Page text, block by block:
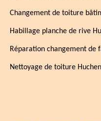
Changement de toiture
Habillage planche de rive
Réparation changement de
Nettoyage de toiture